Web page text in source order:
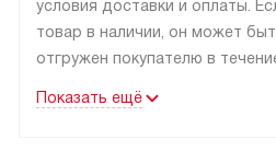
условия доставки и оплаты.
товар в наличии, он может
отгружен покупателю в
Показать ещё